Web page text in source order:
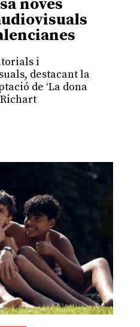
noves
i
destacant la
de ‘La dona